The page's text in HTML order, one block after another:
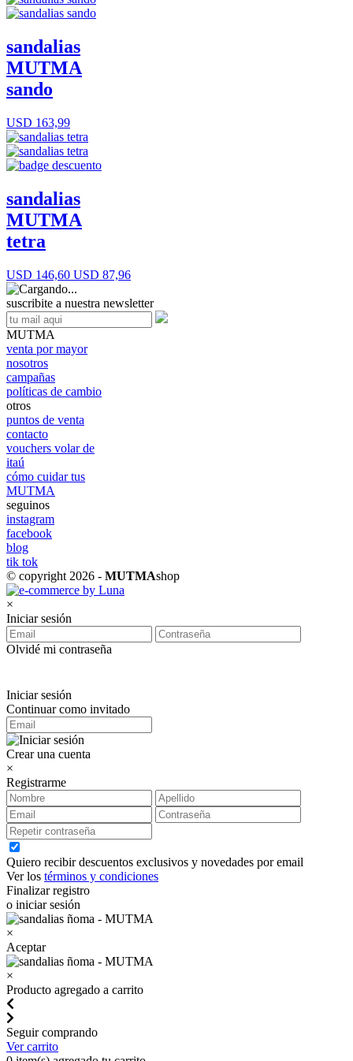
sandalias
MUTMA
sando
USD 163,99
sandalias
MUTMA
tetra
USD 146,60 USD 87,96
suscribite a nuestra newsletter
MUTMA
venta por mayor
nosotros
campañas
políticas de cambio
otros
puntos de venta
contacto
vouchers volar de
itaú
cómo cuidar tus
MUTMA
seguinos
instagram
facebook
blog
tik tok
© copyright 2026 - MUTMAshop
×
Iniciar sesión
Olvidé mi contraseña
Iniciar sesión
Continuar como invitado
Crear una cuenta
×
Registrarme
Quiero recibir descuentos exclusivos y novedades por email
Ver los términos y condiciones
Finalizar registro
o iniciar sesión
×
Aceptar
×
Producto agregado a carrito
Seguir comprando
Ver carrito